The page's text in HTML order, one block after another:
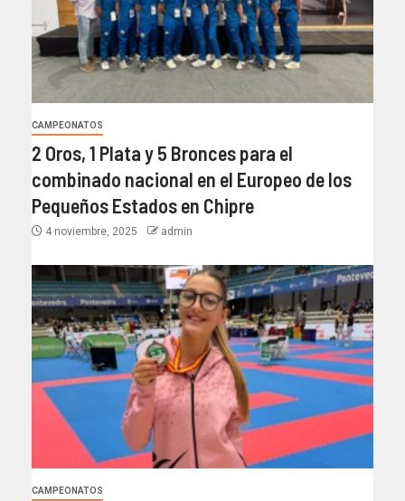
CAMPEONATOS
2 Oros, 1 Plata y 5 Bronces para el
combinado nacional en el Europeo de los
Pequeños Estados en Chipre
4 noviembre, 2025 admin
CAMPEONATOS